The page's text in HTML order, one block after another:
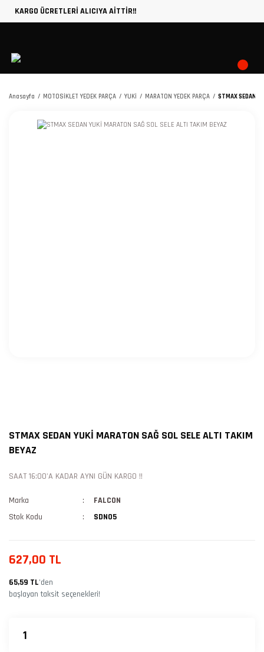
KARGO ÜCRETLERİ ALICIYA AİTTİR!!
Anasayfa MOTOSİKLET YEDEK PARÇA YUKİ MARATON YEDEK PARÇA STMAX SEDAN
STMAX SEDAN YUKİ MARATON SAĞ SOL SELE ALTI TAKIM
BEYAZ
SAAT 16:00'A KADAR AYNI GÜN KARGO !!
Marka
FALCON
Stok Kodu
SDN05
627,00 TL
65,59 TL’den
başlayan taksit seçenekleri!